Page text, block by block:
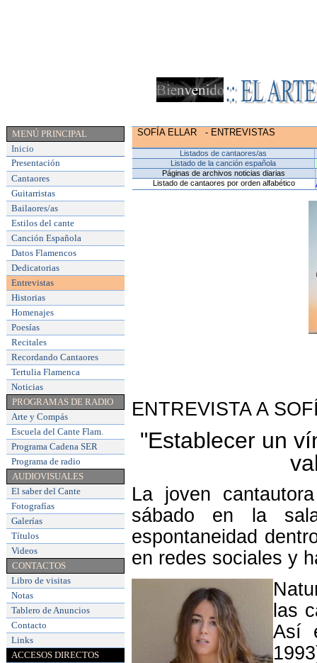
MENÚ PRINCIPAL
Inicio
Presentación
Cantaores
Guitarristas
Bailaores/as
Estilos del cante
Canción Española
Datos Flamencos
Dedicatorias
Entrevistas
Historias
Homenajes
Poesías
Recitales
Recordando Cantaores
Tertulia Flamenca
Noticias
PROGRAMAS DE RADIO
Arte y Compás
Escuela del Cante Flam.
Programa Cadena SER
Programa de radio
AUDIOVISUALES
El saber del Cante
Fotografías
Galerías
Títulos
Videos
CONTACTOS
Libro de visitas
Notas
Tablero de Anuncios
Contacto
Links
ACCESOS DIRECTOS
SOFÍA ELLAR- ENTREVISTAS
Listados de cantaores/as
Listado de la canción española
Páginas de archivos noticias diarias
Listado de cantaores por orden alfabético
ENTREVISTA A
"Establecer un
La joven
sábado en la
espontaneidad
en redes sociales y
las
Así